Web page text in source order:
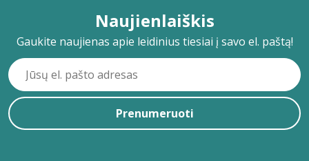
Naujienlaiškis
Gaukite naujienas apie leidinius tiesiai į savo el. paštą!
Prenumeruoti